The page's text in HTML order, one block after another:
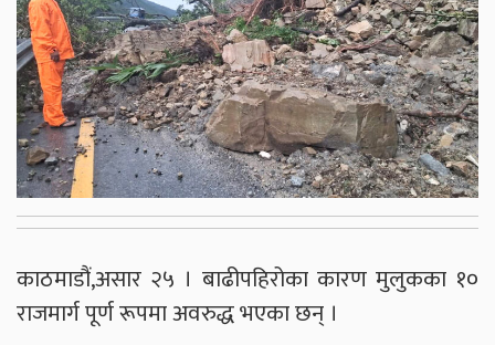
काठमाडौं,असार २५ । बाढीपहिरोका कारण मुलुकका १०
राजमार्ग पूर्ण रूपमा अवरुद्ध भएका छन् ।